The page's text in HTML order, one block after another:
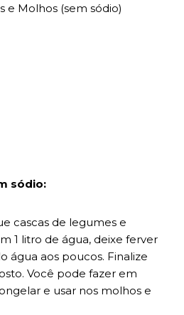
e Molhos (sem sódio)
sódio:
cascas de legumes e
1 litro de água, deixe ferver
água aos poucos. Finalize
Você pode fazer em
e usar nos molhos e